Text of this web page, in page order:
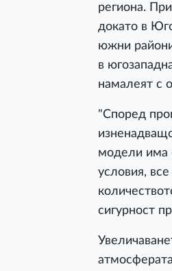
региона.
докато в
южни
в
намалеят с
"Според
модели има
условия,
сигурност